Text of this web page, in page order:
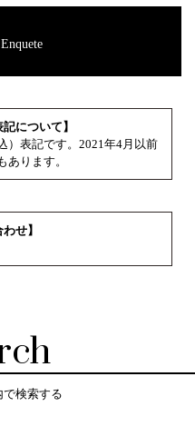
Enquete
について】
）表記です。2021年4月以前
ります。
せ】
検索する